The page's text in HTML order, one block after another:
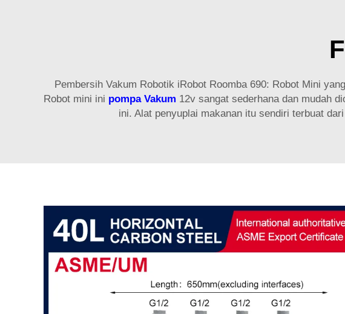
Pembersih Vakum Robotik iRobot Roomba 690: Robot Mini
Robot mini ini pompa Vakum 12v sangat sederhana dan mudah
ini. Alat penyuplai makanan itu sendiri terbuat